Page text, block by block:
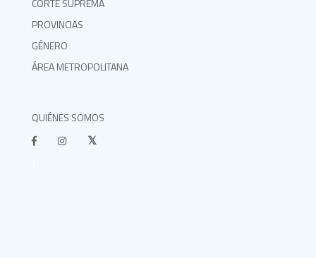
CORTE SUPREMA
PROVINCIAS
GÉNERO
ÁREA METROPOLITANA
QUIÉNES SOMOS